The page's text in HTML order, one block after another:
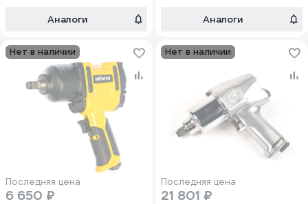
Аналоги Аналоги
Нет в наличии
Последняя цена
6 650 ₽
Нет в наличии
Последняя цена
21 801 ₽